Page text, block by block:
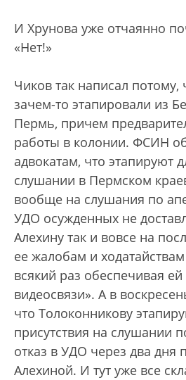
И Хрунова уже отчаянно
«Нет!»
Чиков так написал потому,
зачем-то этапировали из
Пермь, причем
работы в колонии. ФСИН
адвокатам, что этапируют
слушании в Пермском
вообще на слушания по
УДО осужденных не
Алехину так и вовсе на
ее жалобам и
всякий раз обеспечивая ей
видеосвязи». А в
что Толоконникову
присутствия на слушании
отказ в УДО через два дня
Алехиной. И тут уже все